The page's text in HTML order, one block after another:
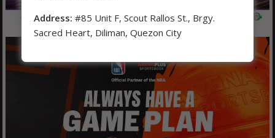
Address: #85 Unit F, Scout Rallos St., Brgy.
Sacred Heart, Diliman, Quezon City